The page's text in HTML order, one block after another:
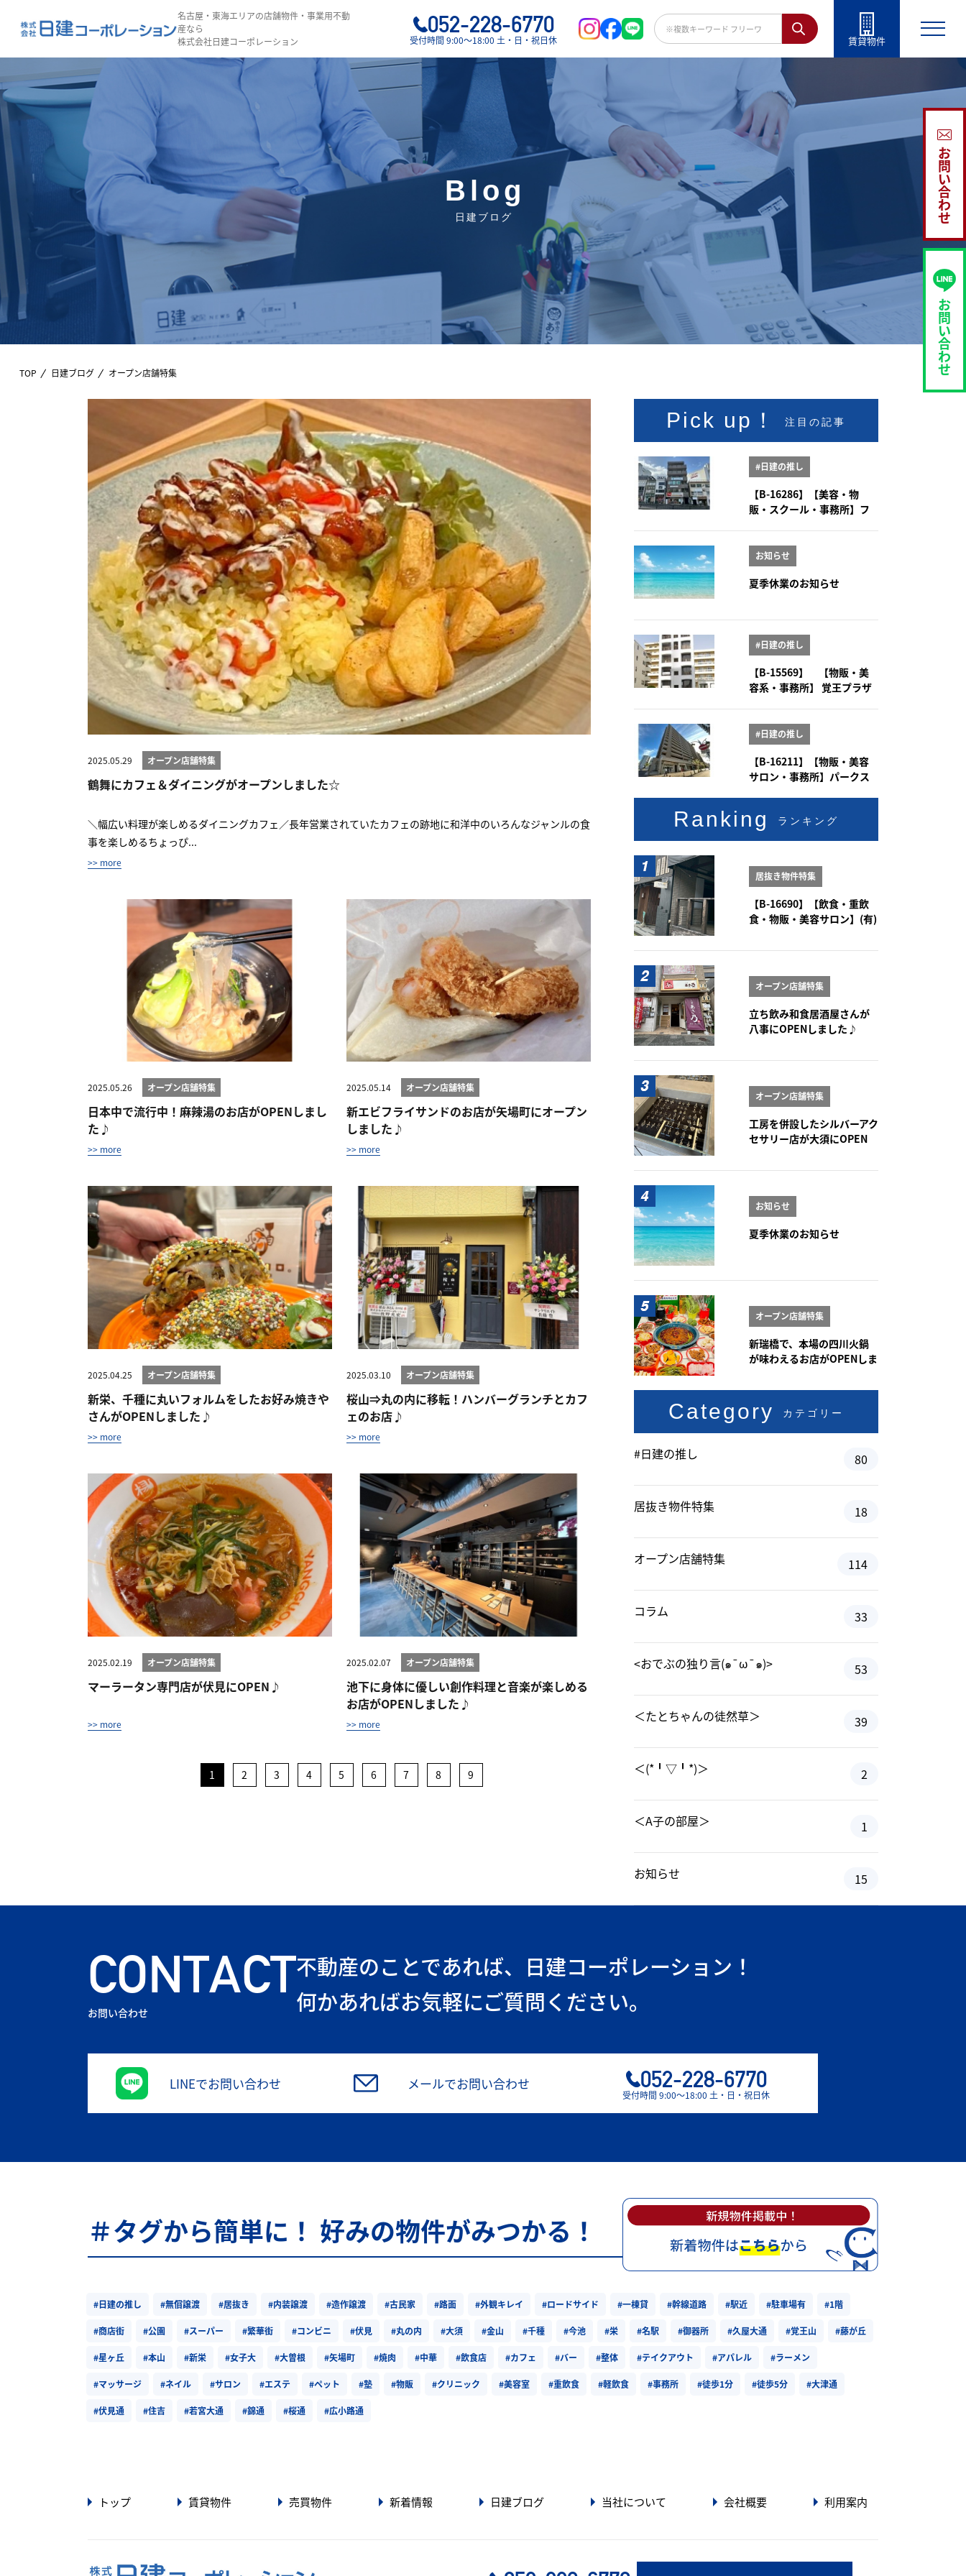
名古屋・東海エリアの店舗物件・事業用不動
産なら
株式会社日建コーポレーション
052-228-6770
受付時間 9:00〜18:00 土・日・祝日休 賃貸物件
お
問
い
合
わ
せ
お
問
い
合
わ
せ
Blog
日建ブログ
TOP 日建ブログ オープン店舗特集
2025.05.29 オープン店舗特集
鶴舞にカフェ＆ダイニングがオープンしました☆
＼幅広い料理が楽しめるダイニングカフェ／長年営業されていたカフェの跡地に和洋中のいろんなジャンルの食
事を楽しめるちょっぴ...
>> more
2025.05.26 オープン店舗特集
日本中で流行中！麻辣湯のお店がOPENしまし
た♪
>> more
2025.05.14 オープン店舗特集
新エビフライサンドのお店が矢場町にオープン
しました♪
>> more
2025.04.25 オープン店舗特集
新栄、千種に丸いフォルムをしたお好み焼きや
さんがOPENしました♪
>> more
2025.03.10 オープン店舗特集
桜山⇒丸の内に移転！ハンバーグランチとカフ
ェのお店♪
>> more
2025.02.19 オープン店舗特集
マーラータン専門店が伏見にOPEN♪
>> more
2025.02.07 オープン店舗特集
池下に身体に優しい創作料理と音楽が楽しめる
お店がOPENしました♪
>> more
1 2 3 4 5 6 7 8 9
Pick up！ 注目の記事
#日建の推し
【B-16286】【美容・物
販・スクール・事務所】フ
お知らせ
夏季休業のお知らせ
#日建の推し
【B-15569】 【物販・美
容系・事務所】 覚王プラザ
#日建の推し
【B-16211】【物販・美容
サロン・事務所】パークス
Ranking ランキング
居抜き物件特集
【B-16690】【飲食・重飲
食・物販・美容サロン】(有)
オープン店舗特集
立ち飲み和食居酒屋さんが
八事にOPENしました♪
オープン店舗特集
工房を併設したシルバーアク
セサリー店が大須にOPEN
お知らせ
夏季休業のお知らせ
オープン店舗特集
新瑞橋で、本場の四川火鍋
が味わえるお店がOPENしま
Category カテゴリー
#日建の推し 80
居抜き物件特集 18
オープン店舗特集 114
コラム 33
<おでぶの独り言(๑¯ω¯๑)> 53
＜たとちゃんの徒然草＞ 39
＜(*╹▽╹*)＞ 2
＜A子の部屋＞ 1
お知らせ 15
CONTACT
お問い合わせ
不動産のことであれば、 日建コーポレーション！
何かあればお気軽にご質問ください。
LINEでお問い合わせ メールでお問い合わせ 052-228-6770
受付時間 9:00〜18:00 土・日・祝日休
＃タグから簡単に！ 好みの物件がみつかる！
#日建の推し #無償譲渡 #居抜き #内装譲渡 #造作譲渡 #古民家 #路面 #外観キレイ #ロードサイド #一棟貸 #幹線道路 #駅近 #駐車場有 #1階
#商店街 #公園 #スーパー #繁華街 #コンビニ #伏見 #丸の内 #大須 #金山 #千種 #今池 #栄 #名駅 #御器所 #久屋大通 #覚王山 #藤が丘
#星ヶ丘 #本山 #新栄 #女子大 #大曽根 #矢場町 #焼肉 #中華 #飲食店 #カフェ #バー #整体 #テイクアウト #アパレル #ラーメン
#マッサージ #ネイル #サロン #エステ #ペット #塾 #物販 #クリニック #美容室 #重飲食 #軽飲食 #事務所 #徒歩1分 #徒歩5分 #大津通
#伏見通 #住吉 #若宮大通 #錦通 #桜通 #広小路通
トップ 賃貸物件 売買物件 新着情報 日建ブログ 当社について 会社概要 利用案内